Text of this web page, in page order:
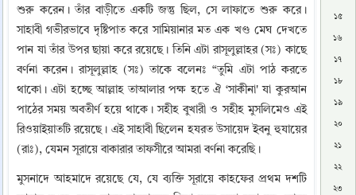
শুরু করেন। তাঁর বাড়ীতে একটি জন্তু ছিল, সে লাফাতে শুরু করে।
সাহাবী গভীরভাবে দৃষ্টিপাত করে সামিয়ানার মত এক খণ্ড মেঘ দেখতে
পান যা তাঁর উপর ছায়া করে রয়েছে। তিনি এটা রাসূলুল্লাহর (সঃ) কাছে
বর্ণনা করেন। রাসূলুল্লাহ (সঃ) তাকে বলেনঃ “তুমি এটা পাঠ করতে
থাকো। এটা হচ্ছে আল্লাহ তাআলার পক্ষ হতে ঐ ‘সাকীনা' যা কুরআন
পাঠের সময় অবতীর্ণ হয়ে থাকে। সহীহ বুখারী ও সহীহ মুসলিমেও এই
রিওয়াইয়াতটি রয়েছে। এই সাহাবী ছিলেন হযরত উসায়েদ ইবনু হুযায়ের
(রাঃ), যেমন সূরায়ে বাকারার তাফসীরে আমরা বর্ণনা করেছি।
মুসনাদে আহমাদে রয়েছে যে, যে ব্যক্তি সূরায়ে কাহফের প্রথম দশটি
১৫
১৬
১৭
১৮
১৯
২০
২১
২২
২৩
Copy